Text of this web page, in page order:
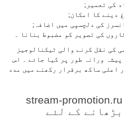
کی تعمیر;
دینے کا امکان;
کی دلچسپی میں اضافہ;
کی تصویر کو مضبوط بنانا ۔
کی نقل کرنے والی ٹیکنالوجیز
ورانہ طور پر کیا جائے ۔ اس
اعلی ساکھ برقرار رکھنے میں مدد
کیوں منتخب کریں stream-promotion.ru
کے لئے